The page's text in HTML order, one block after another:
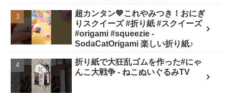
超カンタン💙これやみつき！おにぎ
りスクイーズ #折り紙 #スクイーズ
#origami #squeezie -
SodaCatOrigami 楽しい折り紙♪
折り紙で大狂乱ゴムを作った#にゃ
んこ大戦争 - ねこぬいぐるみTV